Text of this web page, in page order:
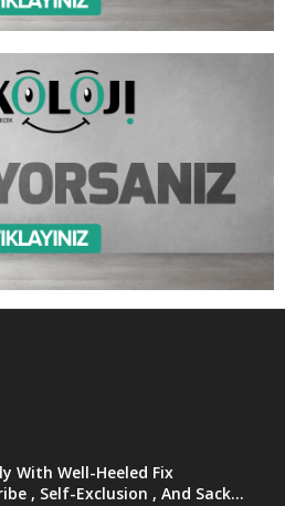
With Well-Heeled Fix
, Self-Exclusion , And Sack...